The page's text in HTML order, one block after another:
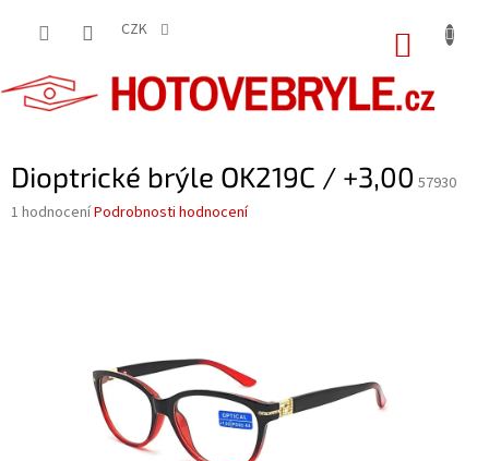
CZK
Dioptrické brýle OK219C / +3,00 57930
Průměrné
1 hodnoceníPodrobnosti hodnocení